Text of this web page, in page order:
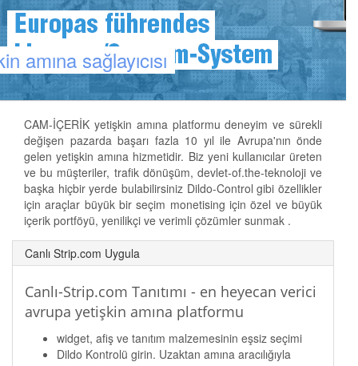
amına sağlayıcısı
CAM-İÇERİK yetişkin amına platformu deneyim ve sürekli
değişen pazarda başarı fazla 10 yıl ile Avrupa'nın önde
gelen yetişkin amına hizmetidir. Biz yeni kullanıcılar üreten
ve bu müşteriler, trafik dönüşüm, devlet-of.the-teknoloji ve
başka hiçbir yerde bulabilirsiniz Dildo-Control gibi özellikler
için araçlar büyük bir seçim monetising için özel ve büyük
içerik portföyü, yenilikçi ve verimli çözümler sunmak .
Canlı Strip.com Uygula
Canlı-Strip.com Tanıtımı - en heyecan verici
avrupa yetişkin amına platformu
widget, afiş ve tanıtım malzemesinin eşsiz seçimi
Dildo Kontrolü girin. Uzaktan amına aracılığıyla